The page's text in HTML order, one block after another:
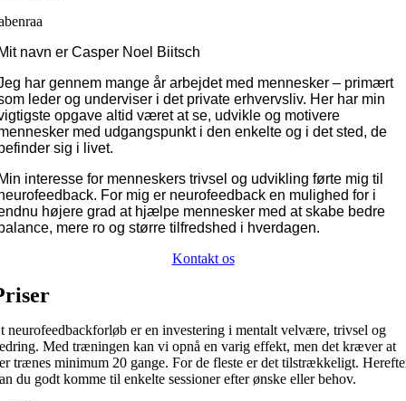
navn er Casper Noel Biitsch
har gennem mange år arbejdet med mennesker – primært
leder og underviser i det private erhvervsliv. Her har min
opgave altid været at se, udvikle og motivere
med udgangspunkt i den enkelte og i det sted, de
sig i livet.
interesse for menneskers trivsel og udvikling førte mig til
For mig er neurofeedback en mulighed for i
højere grad at hjælpe mennesker med at skabe bedre
mere ro og større tilfredshed i hverdagen.
Kontakt os
neurofeedbackforløb er en investering i mentalt velvære, trivsel og
Med træningen kan vi opnå en varig effekt, men det kræver at
trænes minimum 20 gange. For de fleste er det tilstrækkeligt.
du godt komme til enkelte sessioner efter ønske eller behov.